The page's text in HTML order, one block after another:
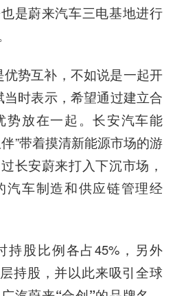
是蔚来汽车三电基地进行
势互补，不如说是一起开
当时表示，希望通过建立合
势放在一起。长安汽车能
”带着摸清新能源市场的游
长安蔚来打入下沉市场，
汽车制造和供应链管理经
持股比例各占45%，另外
持股，并以此来吸引全球